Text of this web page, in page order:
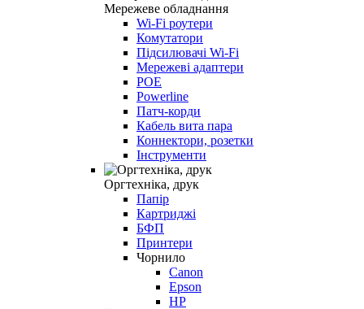
Мережеве обладнання
Wi-Fi роутери
Комутатори
Підсилювачі Wi-Fi
Мережеві адаптери
POE
Powerline
Патч-корди
Кабель вита пара
Коннектори, розетки
Інструменти
Оргтехніка, друк
Папір
Картриджі
БФП
Принтери
Чорнило
Canon
Epson
HP